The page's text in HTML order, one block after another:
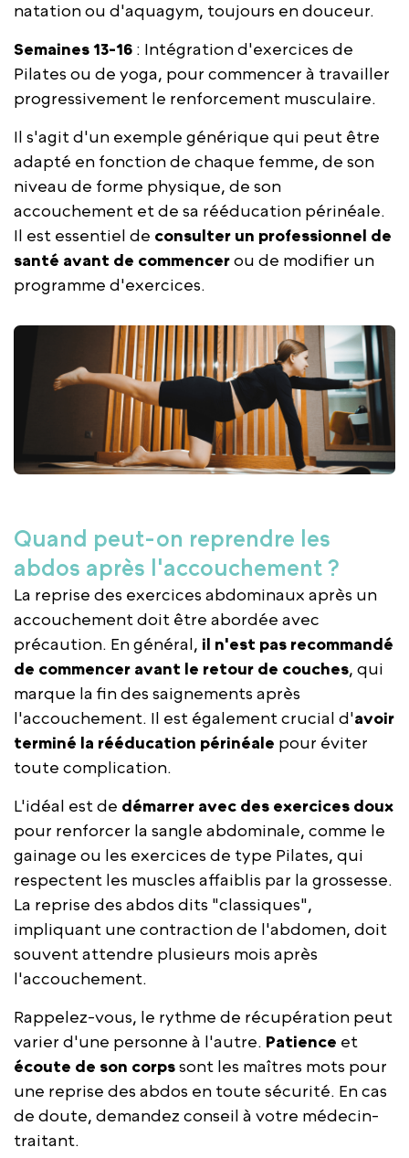
natation ou d'aquagym, toujours en douceur.
Semaines 13-16 : Intégration d'exercices de
Pilates ou de yoga, pour commencer à travailler
progressivement le renforcement musculaire.
Il s'agit d'un exemple générique qui peut être
adapté en fonction de chaque femme, de son
niveau de forme physique, de son
accouchement et de sa rééducation périnéale.
Il est essentiel de consulter un professionnel de
santé avant de commencerou de modifier un
programme d'exercices.
Quand peut-on reprendre les
abdos après l'accouchement ?
La reprise des exercices abdominaux après un
accouchement doit être abordée avec
précaution. En général, il n'est pas recommandé
de commencer avant le retour de couches, qui
marque la fin des saignements après
l'accouchement. Il est également crucial d'avoir
terminé la rééducation périnéale pour éviter
toute complication.
L'idéal est de démarrer avec des exercices doux
pour renforcer la sangle abdominale, comme le
gainage ou les exercices de type Pilates, qui
respectent les muscles affaiblis par la grossesse.
La reprise des abdos dits "classiques",
impliquant une contraction de l'abdomen, doit
souvent attendre plusieurs mois après
l'accouchement.
Rappelez-vous, le rythme de récupération peut
varier d'une personne à l'autre. Patience et
écoute de son corpssont les maîtres mots pour
une reprise des abdos en toute sécurité. En cas
de doute, demandez conseil à votre médecin-
traitant.